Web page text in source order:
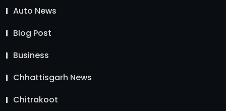
Auto News
Blog Post
Business
Chhattisgarh News
Chitrakoot